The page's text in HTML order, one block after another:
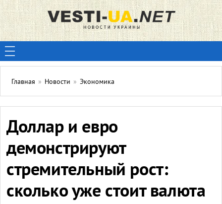
Главная » Новости » Экономика
Доллар и евро
демонстрируют
стремительный рост:
сколько уже стоит валюта